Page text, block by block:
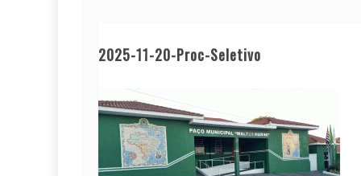
2025-11-20-Proc-Seletivo